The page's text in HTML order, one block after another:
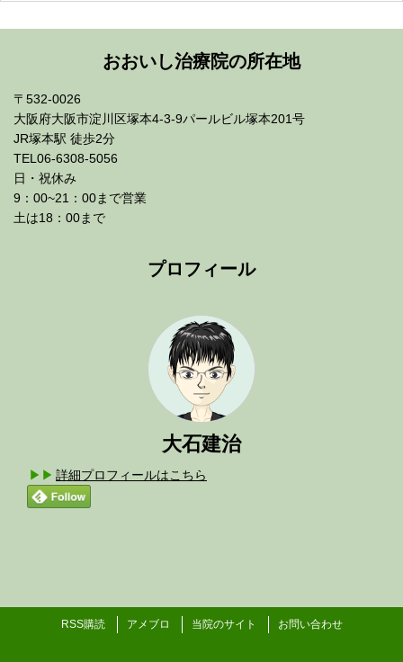
おおいし治療院の所在地
〒532-0026
大阪府大阪市淀川区塚本4-3-9パールビル塚本201号
JR塚本駅 徒歩2分
TEL06-6308-5056
日・祝休み
9：00~21：00まで営業
土は18：00まで
プロフィール
大石建治
詳細プロフィールはこちら
RSS購読 アメブロ 当院のサイト お問い合わせ